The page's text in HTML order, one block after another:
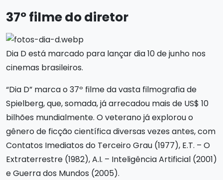
37º filme do diretor
Dia D está marcado para lançar dia 10 de junho nos
cinemas brasileiros.
“Dia D” marca o 37º filme da vasta filmografia de
Spielberg, que, somada, já arrecadou mais de US$ 10
bilhões mundialmente. O veterano já explorou o
gênero de ficção científica diversas vezes antes, com
Contatos Imediatos do Terceiro Grau (1977), E.T. – O
Extraterrestre (1982), A.I. – Inteligência Artificial (2001)
e Guerra dos Mundos (2005).